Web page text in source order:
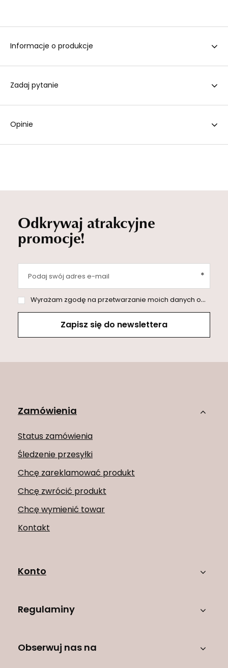
Informacje o produkcje
Zadaj pytanie
Opinie
Odkrywaj atrakcyjne
promocje!
Podaj swój adres e-mail
Wyrażam zgodę na przetwarzanie moich danych osobowych (adres e-mail) na potrzeby wysyłki newslettera z informacją handlową (marketing). Więcej w
Zapisz się do newslettera
Zamówienia
Status zamówienia
Śledzenie przesyłki
Chcę zareklamować produkt
Chcę zwrócić produkt
Chcę wymienić towar
Kontakt
Konto
Regulaminy
Obserwuj nas na